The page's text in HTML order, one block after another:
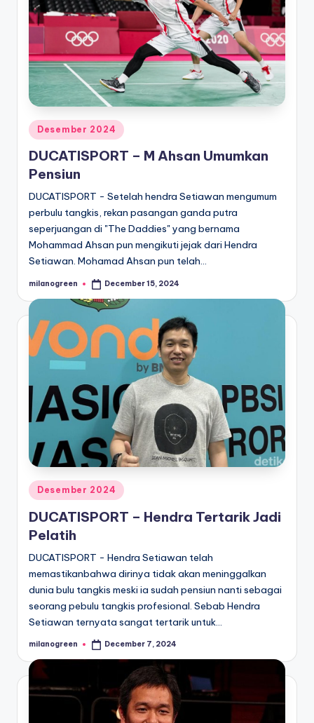
Posted
in
Desember 2024
DUCATISPORT – M Ahsan Umumkan
Pensiun
DUCATISPORT - Setelah hendra Setiawan mengumum
perbulu tangkis, rekan pasangan ganda putra
seperjuangan di "The Daddies" yang bernama
Mohammad Ahsan pun mengikuti jejak dari Hendra
Setiawan. Mohamad Ahsan pun telah…
Posted
milanogreen December 15, 2024
Posted
in
Desember 2024
DUCATISPORT – Hendra Tertarik Jadi
Pelatih
DUCATISPORT - Hendra Setiawan telah
memastikanbahwa dirinya tidak akan meninggalkan
dunia bulu tangkis meski ia sudah pensiun nanti sebagai
seorang pebulu tangkis profesional. Sebab Hendra
Setiawan ternyata sangat tertarik untuk…
Posted
milanogreen December 7, 2024